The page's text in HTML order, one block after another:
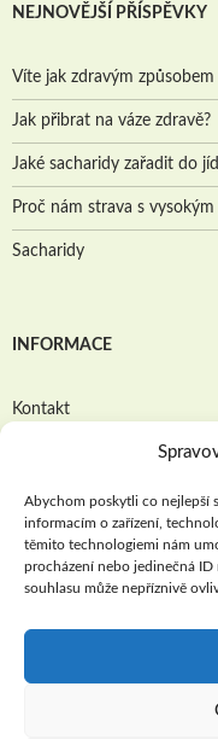
Abychom poskytli co nejlepší
informacím o zařízení,
těmito technologiemi nám
procházení nebo jedinečná
souhlasu může nepříznivě
NEJNOVĚJŠÍ PŘÍSPĚVKY
Víte jak zdravým
Jak přibrat na váze zdravě?
Jaké sacharidy zařadit do
Proč nám strava s
Sacharidy
INFORMACE
Kontakt
Zásady ochrany osobních
Mapa webu
Zásady cookies (EU)
SPRAVOVAT SOUHLAS S
© Přibrat.cz 2016 - 2024.